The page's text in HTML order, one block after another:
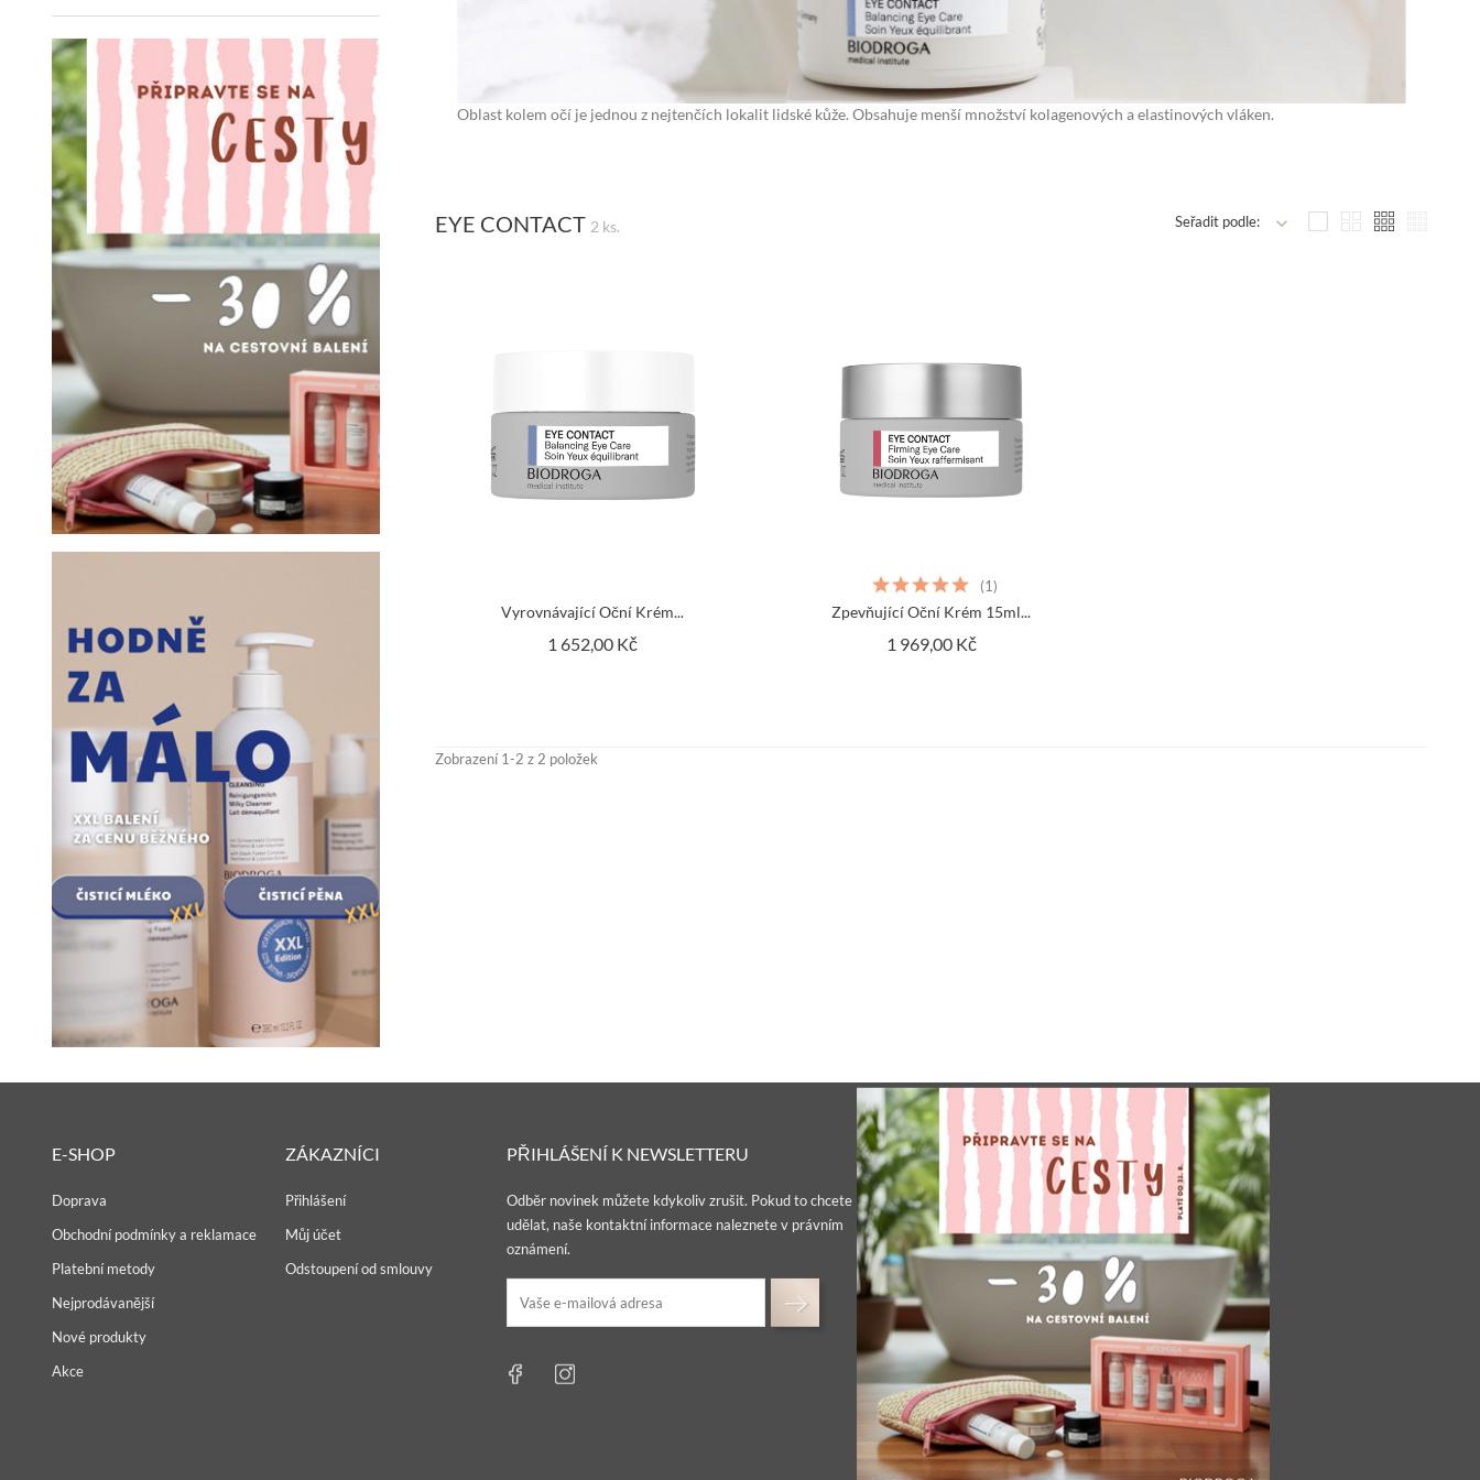
Oblast kolem očí je jednou z nejtenčích lokalit lidské kůže. Obsahuje menší množství kolagenových a elastinových vláken.
EYE CONTACT 2 ks. Seřadit podle:
Vyrovnávající Oční Krém...
1 652,00 KčCena
(1)
Zpevňující Oční Krém 15ml...
1 969,00 KčCena
Zobrazení 1-2 z 2 položek
E-SHOP
Doprava
Obchodní podmínky a reklamace
Platební metody
Nejprodávanější
Nové produkty
Akce
ZÁKAZNÍCI
Přihlášení
Můj účet
Odstoupení od smlouvy
PŘIHLÁŠENÍ K NEWSLETTERU
Odběr novinek můžete kdykoliv zrušit. Pokud to chcete
udělat, naše kontaktní informace naleznete v právním
oznámení.